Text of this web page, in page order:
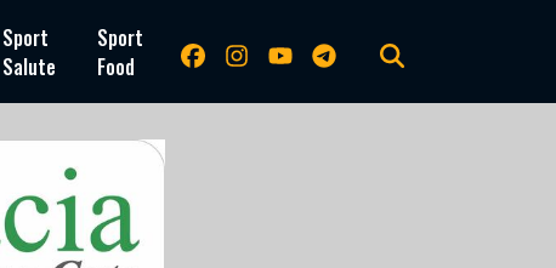
Sport
Salute
Sport
Food